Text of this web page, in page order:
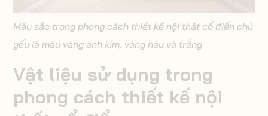
Màu sắc trong phong cách thiết kế nội thất cổ điển chủ
yếu là màu vàng ánh kim, vàng nâu và trắng
Vật liệu sử dụng trong
phong cách thiết kế nội